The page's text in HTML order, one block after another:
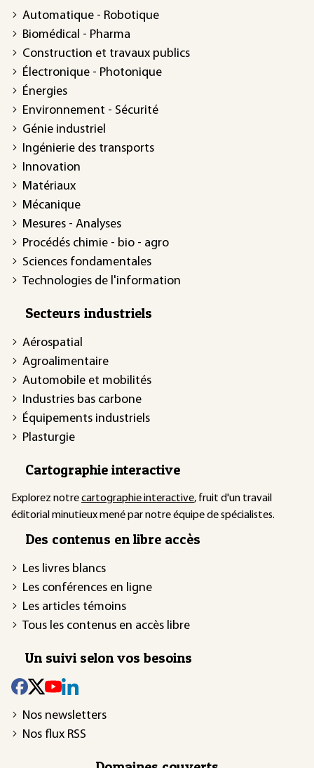
Automatique - Robotique
Biomédical - Pharma
Construction et travaux publics
Électronique - Photonique
Énergies
Environnement - Sécurité
Génie industriel
Ingénierie des transports
Innovation
Matériaux
Mécanique
Mesures - Analyses
Procédés chimie - bio - agro
Sciences fondamentales
Technologies de l'information
Secteurs industriels
Aérospatial
Agroalimentaire
Automobile et mobilités
Industries bas carbone
Équipements industriels
Plasturgie
Cartographie interactive
Explorez notrecartographie interactive, fruit d'un travail
éditorial minutieux mené par notre équipe de spécialistes.
Des contenus en libre accès
Les livres blancs
Les conférences en ligne
Les articles témoins
Tous les contenus en accès libre
Un suivi selon vos besoins
Nos newsletters
Nos flux RSS